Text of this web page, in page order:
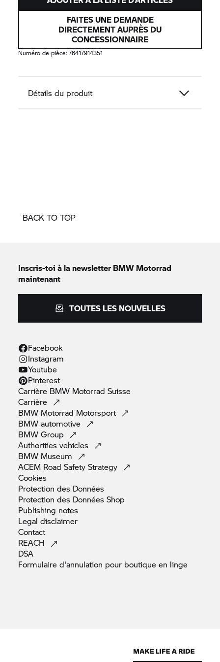
FAITES UNE DEMANDE
DIRECTEMENT AUPRÈS DU
CONCESSIONNAIRE
Numéro de pièce:76417914351
Détails du produit
BACK TO TOP
Inscris-toi à la newsletterBMW Motorrad
maintenant
TOUTES LES NOUVELLES
Facebook
Instagram
Youtube
Pinterest
Carrière BMW Motorrad Suisse
Carrière
BMW Motorrad Motorsport
BMWautomotive
BMWGroup
Authoritiesvehicles
BMW Museum
ACEM Road SafetyStrategy
Cookies
Protection des Données
Protection des DonnéesShop
Publishing notes
Legaldisclaimer
Contact
REACH
DSA
Formulaire d'annulation pour boutique en linge